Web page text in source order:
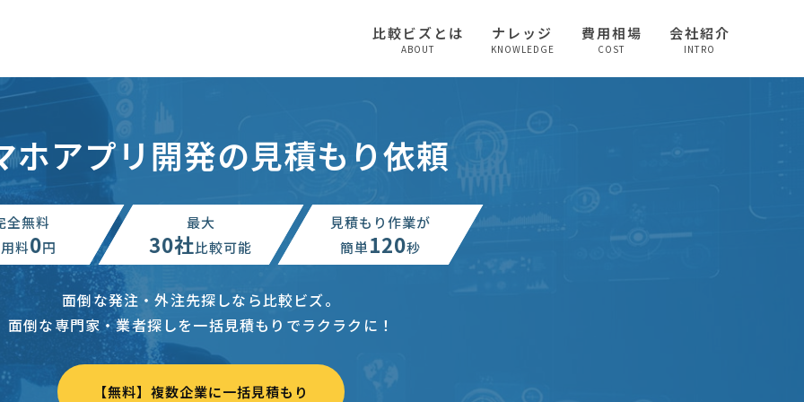
比較ビズとは
ABOUT
ナレッジ
KNOWLEDGE
費用相場
COST
会社紹介
INTRO
ホアプリ開発の見積もり依頼
全無料
料0円
最大
30社比較可能
見積もり作業が
簡単120秒
面倒な発注・外注先探しなら比較ビズ。
面倒な専門家・業者探しを一括見積もりでラクラクに！
【無料】複数企業に一括見積もり